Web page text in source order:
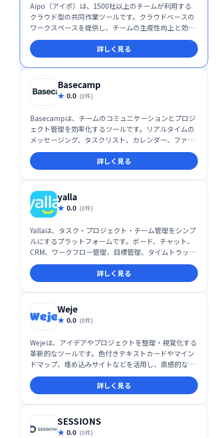
Aipo（アイポ）は、1500社以上のチームが利用する
クラウド型の共同作業ツールです。クラウドベースの
ワークスペースを提供し、チームの生産性向上と効率
的な共同作業を実現します。
詳しく見る
Basecamp
0.0 (0件)
Basecampは、チームのコミュニケーションとプロジ
ェクト管理を効率化するツールです。リアルタイムの
メッセージング、タスクリスト、カレンダー、ファイ
ル共有機能により、チームメンバーは常に状況を把握
し、スムーズに連携できます。優先順位付けや期限管
理も容易になり、生産性の向上に貢献します。
詳しく見る
yalla
0.0 (0件)
Yallaは、タスク・プロジェクト・チーム管理をシンプ
ルにするプラットフォームです。ボード、チャット、
CRM、ワークフロー管理、目標管理、タイムトラッキ
ング、ガントチャートなど、必要な機能を網羅。直感
的な操作性で、チームの生産性向上と円滑な連携を実
現します。
詳しく見る
Weje
0.0 (0件)
Wejeは、アイデアやプロジェクトを整理・視覚化する
革新的なツールです。色付きテキストカードやマイン
ドマップ、埋め込みサイトなどを活用し、直感的な操
作で作業を効率化。オンラインコラボレーションにも
対応し、チームでの作業もスムーズに進められます。
9月と10月は全アカウント無料でご利用いただけま
す。独自のハイパースペースで、創造性を最大限に発
揮しましょう！
詳しく見る
SESSIONS
0.0 (0件)